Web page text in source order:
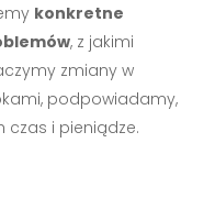
konkretne
, z jakimi
zmiany w
podpowiadamy,
czas i pieniądze.